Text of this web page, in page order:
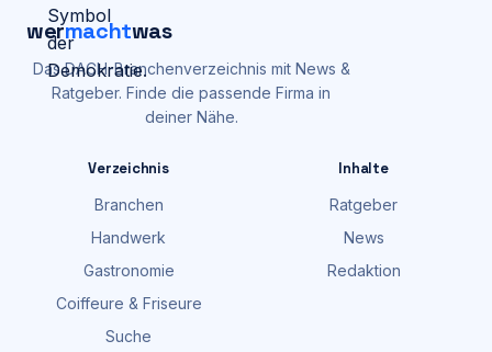
wermachtwas
Das DACH-Branchenverzeichnis mit News &
Ratgeber. Finde die passende Firma in
deiner Nähe.
Verzeichnis
Branchen
Handwerk
Gastronomie
Coiffeure & Friseure
Suche
Inhalte
Ratgeber
News
Redaktion